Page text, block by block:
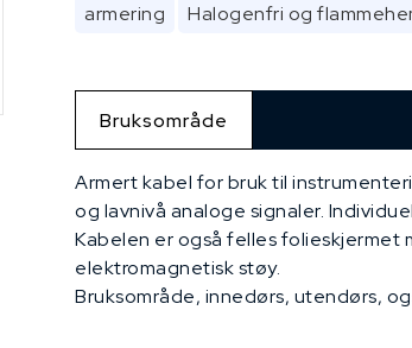
armering Halogenfri og
Bruksområde
Armert kabel for bruk til
og lavnivå analoge signaler.
Kabelen er også felles folieskjermet
elektromagnetisk støy.
Bruksområde, innedørs, utendørs,